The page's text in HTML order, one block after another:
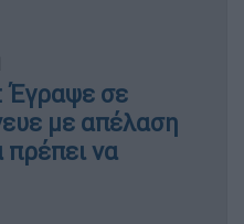
Έγραψε σε
με απέλαση
πρέπει να